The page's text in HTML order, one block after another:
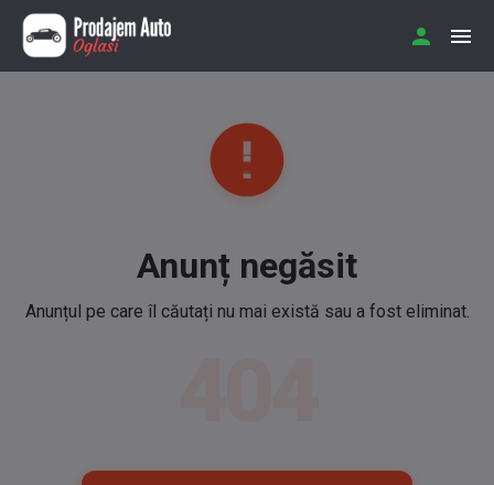
Anunț negăsit
Anunțul pe care îl căutați nu mai există sau a fost eliminat.